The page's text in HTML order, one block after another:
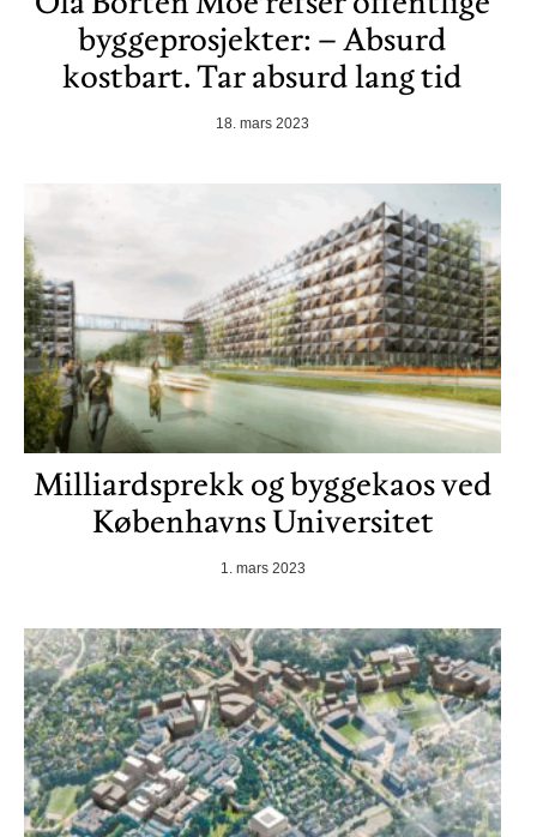
byggeprosjekter: – Absurd
kostbart. Tar absurd lang tid
18. mars 2023
Milliardsprekk og byggekaos ved
Københavns Universitet
1. mars 2023